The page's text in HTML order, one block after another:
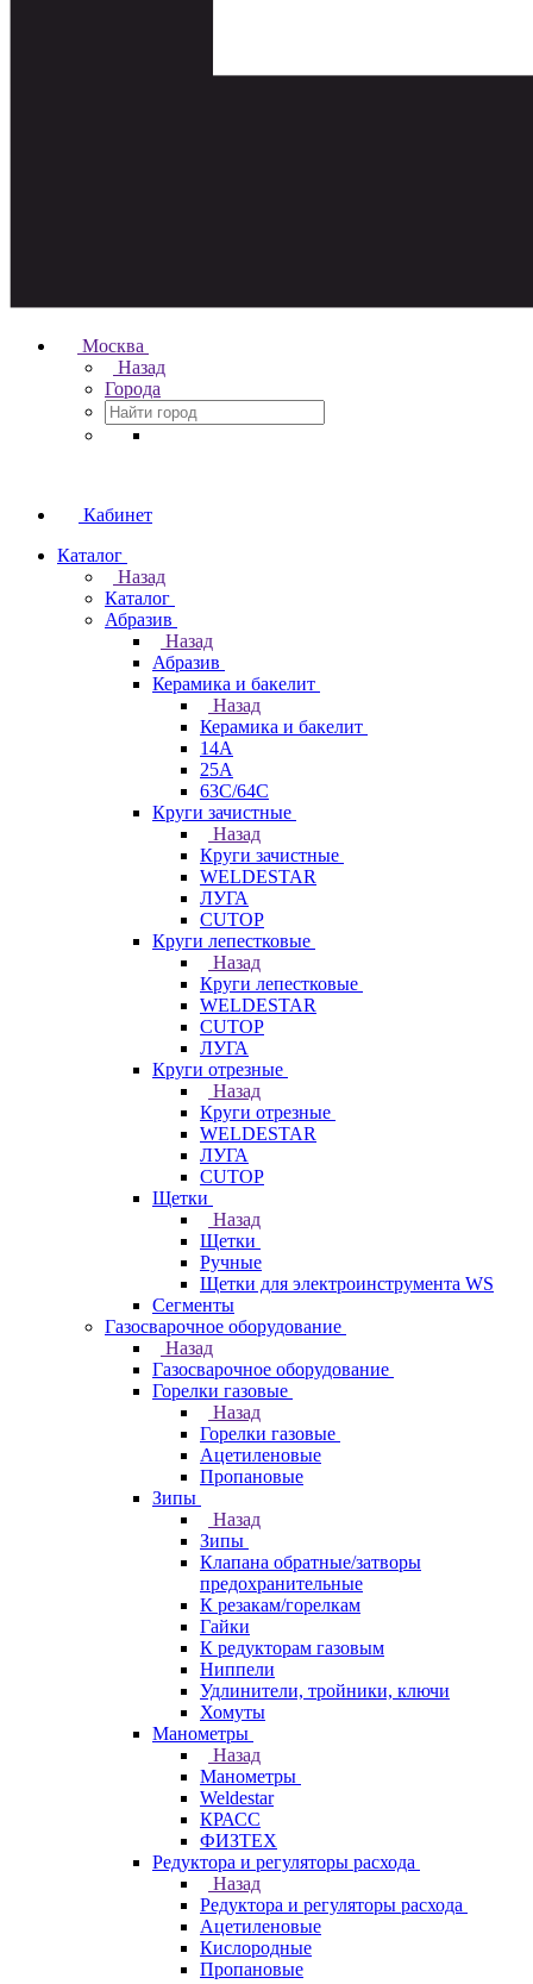
Москва
Назад
Города
Кабинет
Каталог
Назад
Каталог
Абразив
Назад
Абразив
Керамика и бакелит
Назад
Керамика и бакелит
14А
25А
63С/64С
Круги зачистные
Назад
Круги зачистные
WELDESTAR
ЛУГА
CUTOP
Круги лепестковые
Назад
Круги лепестковые
WELDESTAR
CUTOP
ЛУГА
Круги отрезные
Назад
Круги отрезные
WELDESTAR
ЛУГА
CUTOP
Щетки
Назад
Щетки
Ручные
Щетки для электроинструмента WS
Сегменты
Газосварочное оборудование
Назад
Газосварочное оборудование
Горелки газовые
Назад
Горелки газовые
Ацетиленовые
Пропановые
Зипы
Назад
Зипы
Клапана обратные/затворы
предохранительные
К резакам/горелкам
Гайки
К редукторам газовым
Ниппели
Удлинители, тройники, ключи
Хомуты
Манометры
Назад
Манометры
Weldestar
КРАСС
ФИЗТЕХ
Редуктора и регуляторы расхода
Назад
Редуктора и регуляторы расхода
Ацетиленовые
Кислородные
Пропановые